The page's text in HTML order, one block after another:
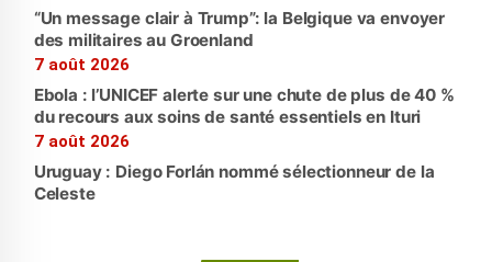
“Un message clair à Trump”: la Belgique va envoyer
des militaires au Groenland
7 août 2026
Ebola : l’UNICEF alerte sur une chute de plus de 40 %
du recours aux soins de santé essentiels en Ituri
7 août 2026
Uruguay : Diego Forlán nommé sélectionneur de la
Celeste